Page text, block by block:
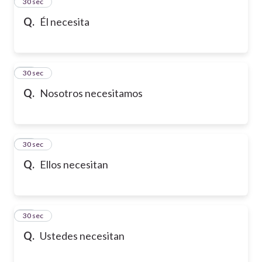
Q. Él necesita
Q. Nosotros necesitamos
14
30 sec
Q. Ellos necesitan
15
30 sec
Q. Ustedes necesitan
16
30 sec